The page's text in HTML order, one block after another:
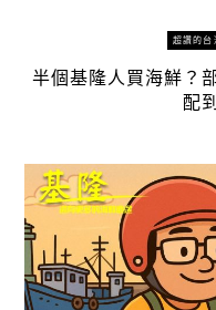
超讚的台
半個基隆人買海鮮？
配